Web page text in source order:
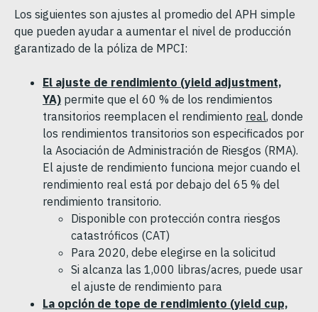
Los siguientes son ajustes al promedio del APH simple
que pueden ayudar a aumentar el nivel de producción
garantizado de la póliza de MPCI:
El ajuste de rendimiento (yield adjustment,
YA) permite que el 60 % de los rendimientos
transitorios reemplacen el rendimiento real, donde
los rendimientos transitorios son especificados por
la Asociación de Administración de Riesgos (RMA).
El ajuste de rendimiento funciona mejor cuando el
rendimiento real está por debajo del 65 % del
rendimiento transitorio.
Disponible con protección contra riesgos
catastróficos (CAT)
Para 2020, debe elegirse en la solicitud
Si alcanza las 1,000 libras/acres, puede usar
el ajuste de rendimiento para
La opción de tope de rendimiento (yield cup,